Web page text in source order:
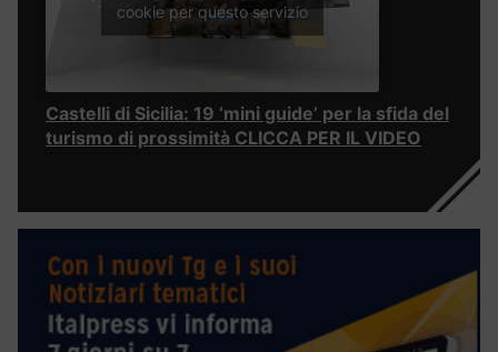
cookie per questo servizio
Castelli di Sicilia: 19 ‘mini guide’ per la sfida del
turismo di prossimità CLICCA PER IL VIDEO